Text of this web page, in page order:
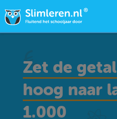
Zet de
hoog naar
1.000